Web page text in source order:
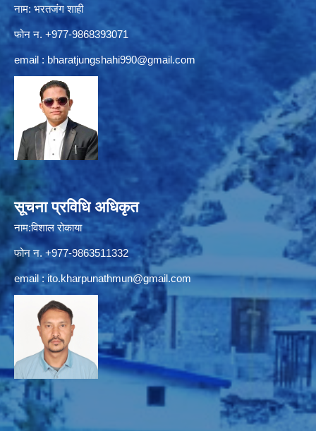
नाम: भरतजंग शाही
फोन न. +977-9868393071
email : bharatjungshahi990@gmail.com
सूचना प्रविधि अधिकृत
नाम:विशाल रोकाया
फोन न. +977-9863511332
email : ito.kharpunathmun@gmail.com